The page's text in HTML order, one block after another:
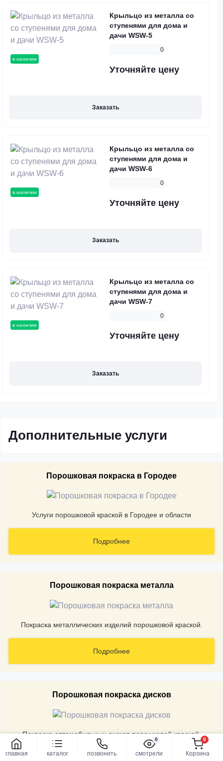
главная каталог смотрели
0
позвонить Корзина
0
Заказать
в наличии
Крыльцо из металла со
ступенями для дома и
дачи WSW-5
0
Уточняйте цену
Заказать
в наличии
Крыльцо из металла со
ступенями для дома и
дачи WSW-6
0
Уточняйте цену
Заказать
в наличии
Крыльцо из металла со
ступенями для дома и
дачи WSW-7
0
Уточняйте цену
Заказать
Дополнительные услуги
Порошковая покраска в Городее
Услуги порошковой краской в Городее и области
Подробнее
Порошковая покраска металла
Покраска металлических изделий порошковой краской.
Подробнее
Порошковая покраска дисков
Покраска автомобильных дисков порошковой краской.